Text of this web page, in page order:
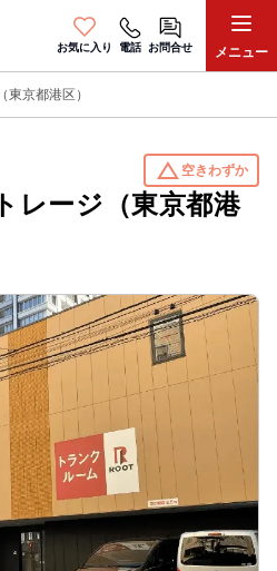
お気に入り 電話 お問合せ メニュー
京都港区）
change_history 空きわずか
レージ（東京都港